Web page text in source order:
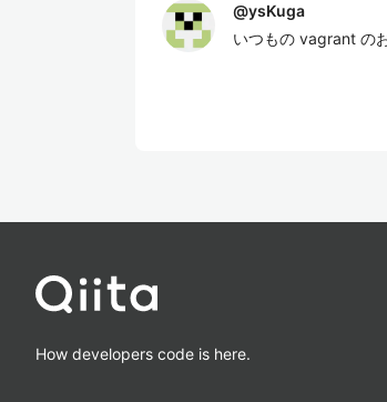
@ysKuga
いつもの vagrant の
How developers code is here.